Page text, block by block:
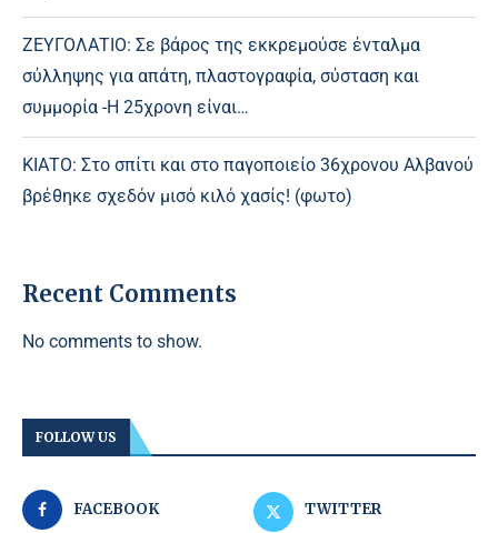
ΖΕΥΓΟΛΑΤΙΟ: Σε βάρος της εκκρεμούσε ένταλμα
σύλληψης για απάτη, πλαστογραφία, σύσταση και
συμμορία -Η 25χρονη είναι…
ΚΙΑΤΟ: Στο σπίτι και στο παγοποιείο 36χρονου Αλβανού
βρέθηκε σχεδόν μισό κιλό χασίς! (φωτο)
Recent Comments
No comments to show.
FOLLOW US
FACEBOOK TWITTER